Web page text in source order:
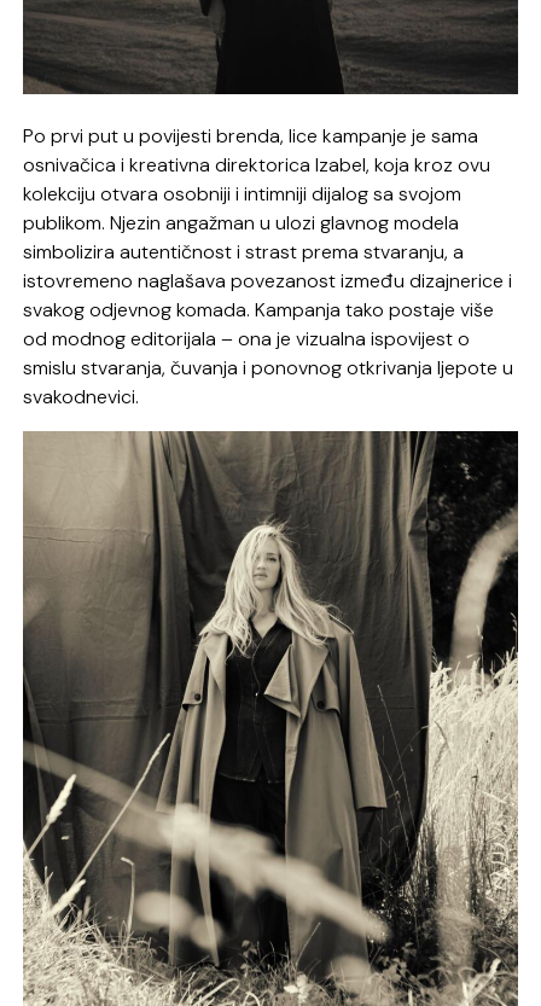
Po prvi put u povijesti brenda, lice kampanje je sama
osnivačica i kreativna direktorica Izabel, koja kroz ovu
kolekciju otvara osobniji i intimniji dijalog sa svojom
publikom. Njezin angažman u ulozi glavnog modela
simbolizira autentičnost i strast prema stvaranju, a
istovremeno naglašava povezanost između dizajnerice i
svakog odjevnog komada. Kampanja tako postaje više
od modnog editorijala – ona je vizualna ispovijest o
smislu stvaranja, čuvanja i ponovnog otkrivanja ljepote u
svakodnevici.